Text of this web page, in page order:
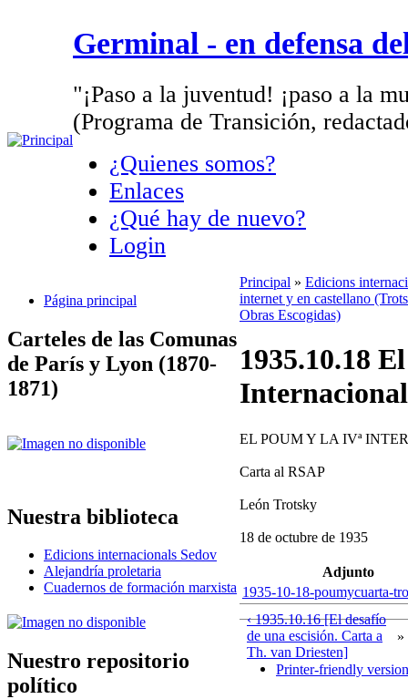
Germinal - en defensa
"¡Paso a la juventud! ¡paso a la
(Programa de Transición,
¿Quienes somos?
Enlaces
¿Qué hay de nuevo?
Login
Página principal
Carteles de las Comunas
de París y Lyon (1870-
1871)
Nuestra biblioteca
Edicions internacionals Sedov
Alejandría proletaria
Cuadernos de formación marxista
Nuestro repositorio
político
Principal » Edicions
internet y en castellano
Obras Escogidas)
1935.10.18
EL POUM Y LA IVª
Carta al RSAP
León Trotsky
18 de octubre de 1935
Adjunto
1935-10-18-poumycuarta-
‹ 1935.10.16 [El desafío
de una escisión. Carta a
Th. van Driesten]
»
Printer-friendly version